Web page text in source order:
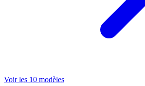
Voir les 10 modèles